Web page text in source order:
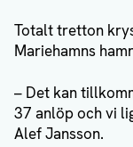
Totalt tretton
Mariehamns
– Det kan
37 anlöp och vi
Alef Jansson.